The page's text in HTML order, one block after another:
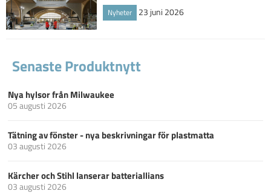
Nyheter 23 juni 2026
Senaste Produktnytt
Nya hylsor från Milwaukee
05 augusti 2026
Tätning av fönster - nya beskrivningar för plastmatta
03 augusti 2026
Kärcher och Stihl lanserar batteriallians
03 augusti 2026